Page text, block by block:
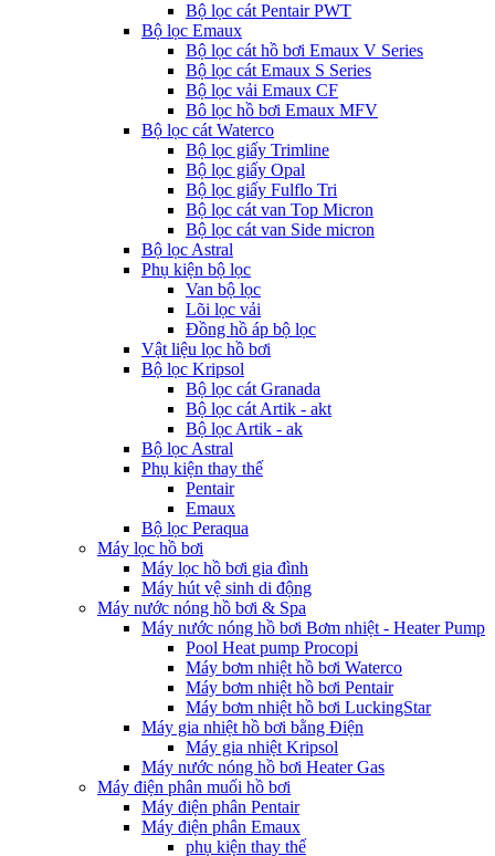
Bộ lọc cát Pentair PWT
Bộ lọc Emaux
Bộ lọc cát hồ bơi Emaux V Series
Bộ lọc cát Emaux S Series
Bộ lọc vải Emaux CF
Bô lọc hồ bơi Emaux MFV
Bộ lọc cát Waterco
Bộ lọc giấy Trimline
Bộ lọc giấy Opal
Bộ lọc giấy Fulflo Tri
Bộ lọc cát van Top Micron
Bộ lọc cát van Side micron
Bộ lọc Astral
Phụ kiện bộ lọc
Van bộ lọc
Lõi lọc vải
Đồng hồ áp bộ lọc
Vật liệu lọc hồ bơi
Bộ lọc Kripsol
Bộ lọc cát Granada
Bộ lọc cát Artik - akt
Bộ lọc Artik - ak
Bộ lọc Astral
Phụ kiện thay thế
Pentair
Emaux
Bộ lọc Peraqua
Máy lọc hồ bơi
Máy lọc hồ bơi gia đình
Máy hút vệ sinh di động
Máy nước nóng hồ bơi & Spa
Máy nước nóng hồ bơi Bơm nhiệt - Heater Pump
Pool Heat pump Procopi
Máy bơm nhiệt hồ bơi Waterco
Máy bơm nhiệt hồ bơi Pentair
Máy bơm nhiệt hồ bơi LuckingStar
Máy gia nhiệt hồ bơi bằng Điện
Máy gia nhiệt Kripsol
Máy nước nóng hồ bơi Heater Gas
Máy điện phân muối hồ bơi
Máy điện phân Pentair
Máy điện phân Emaux
phụ kiện thay thế